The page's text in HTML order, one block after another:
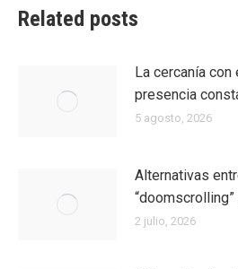
Related posts
La cercanía con
presencia
5 agosto, 2026
Alternativas
2 julio, 2026